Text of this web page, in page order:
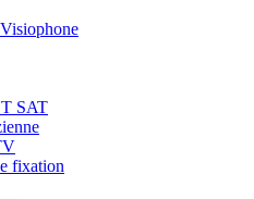
SAT
fixation